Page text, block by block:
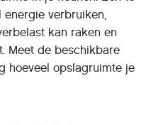
verbruiken,
kan raken en
Meet de beschikbare
hoeveel opslagruimte je